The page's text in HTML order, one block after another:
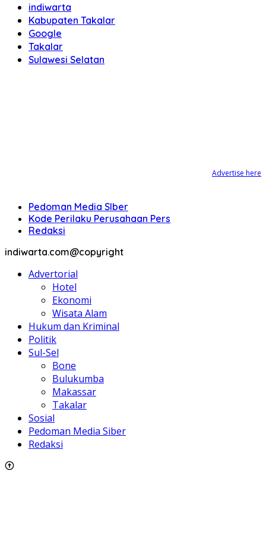
indiwarta
Kabupaten Takalar
Google
Takalar
Sulawesi Selatan
Advertise here
Pedoman Media SIber
Kode Perilaku Perusahaan Pers
Redaksi
indiwarta.com@copyright
Advertorial
Hotel
Ekonomi
Wisata Alam
Hukum dan Kriminal
Politik
Sul-Sel
Bone
Bulukumba
Makassar
Takalar
Sosial
Pedoman Media Siber
Redaksi